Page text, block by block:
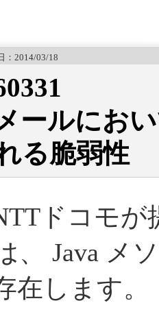
：2014/03/18
ールにお
る脆弱性
ドコモが
、 Java メ
在します。